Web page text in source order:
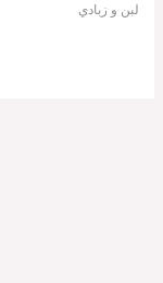
لبن و زبادي